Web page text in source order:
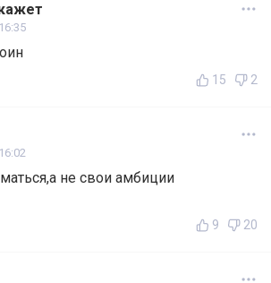
15 2
не свои амбиции
9 20